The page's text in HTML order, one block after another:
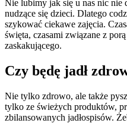
Nie lubimy jak się u nas nic nie
nudzące się dzieci. Dlatego
szykować ciekawe zajęcia.
święta, czasami związane z
zaskakującego.
Czy będę jadł
Nie tylko zdrowo, ale także
tylko ze świeżych produktów,
zbilansowanych jadłospisów.